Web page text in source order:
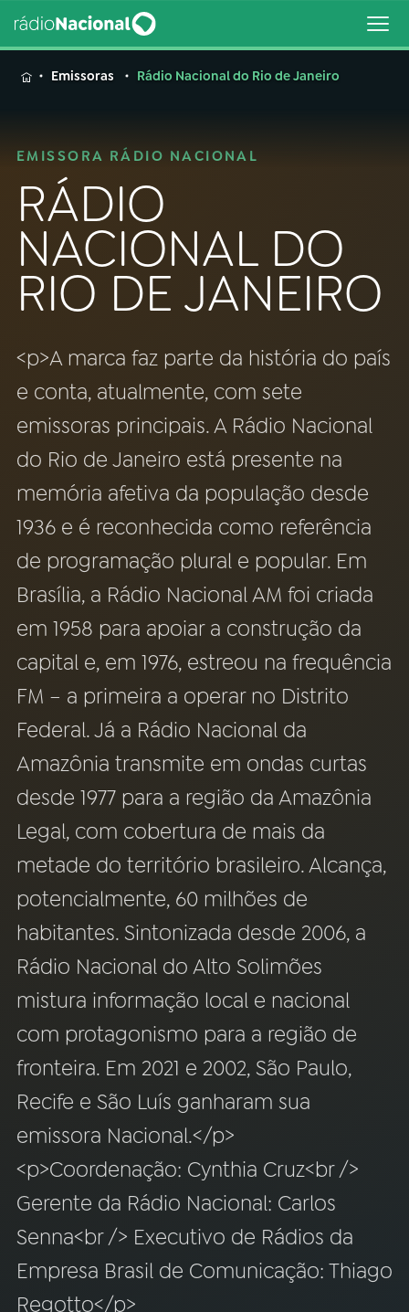
MENU
na
Rádio
Nacional
AO VIVO
02A RÁDIO
03PROGRAMAÇÃO
05PODCASTS
06VIDEOCASTS
07ÚLTIMAS
FESTIVAL DE MÚSICA
ACOMPANHE A RÁDIO NACIONAL
Instagram X
TikTok
Emissoras Rádio Nacional do Rio de Janeiro
EMISSORA RÁDIO NACIONAL
RÁDIO
NACIONAL DO
RIO DE JANEIRO
<p>A marca faz parte da história do país
e conta, atualmente, com sete
emissoras principais. A Rádio Nacional
do Rio de Janeiro está presente na
memória afetiva da população desde
1936 e é reconhecida como referência
de programação plural e popular. Em
Brasília, a Rádio Nacional AM foi criada
em 1958 para apoiar a construção da
capital e, em 1976, estreou na frequência
FM – a primeira a operar no Distrito
Federal. Já a Rádio Nacional da
Amazônia transmite em ondas curtas
desde 1977 para a região da Amazônia
Legal, com cobertura de mais da
metade do território brasileiro. Alcança,
potencialmente, 60 milhões de
habitantes. Sintonizada desde 2006, a
Rádio Nacional do Alto Solimões
mistura informação local e nacional
com protagonismo para a região de
fronteira. Em 2021 e 2002, São Paulo,
Recife e São Luís ganharam sua
emissora Nacional.</p>
<p>Coordenação: Cynthia Cruz<br />
Gerente da Rádio Nacional: Carlos
Senna<br /> Executivo de Rádios da
Empresa Brasil de Comunicação: Thiago
Regotto</p>